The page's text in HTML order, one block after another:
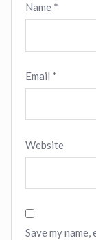
Name *
Email *
Website
Save my